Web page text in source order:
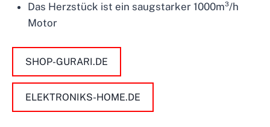
Das Herzstück ist ein saugstarker 1000m³/h
Motor
SHOP-GURARI.DE
ELEKTRONIKS-HOME.DE